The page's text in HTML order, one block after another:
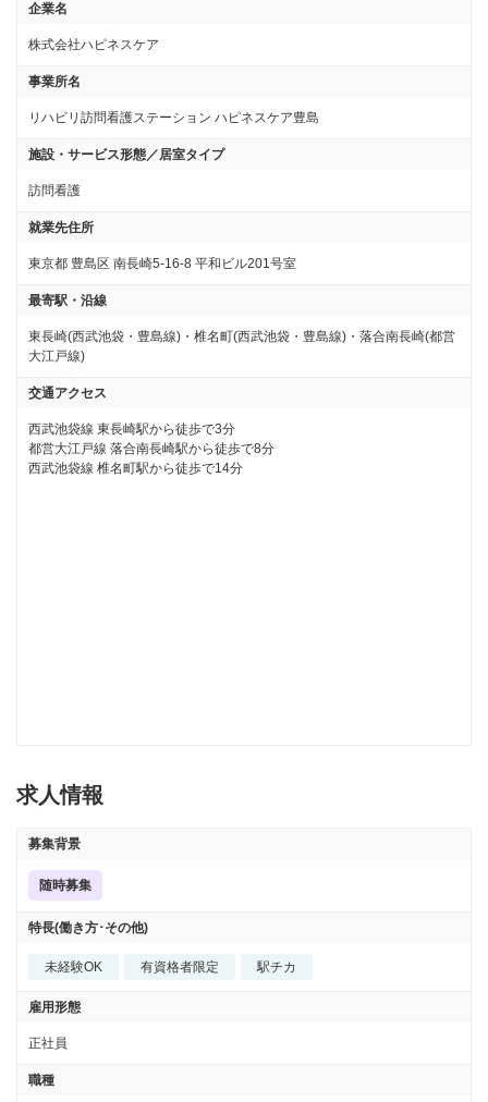
企業名
株式会社ハピネスケア
事業所名
リハビリ訪問看護ステーション ハピネスケア豊島
施設・サービス形態／居室タイプ
訪問看護
就業先住所
東京都 豊島区 南長崎5-16-8 平和ビル201号室
最寄駅・沿線
東長崎(西武池袋・豊島線)・椎名町(西武池袋・豊島線)・落合南長崎(都営
大江戸線)
交通アクセス
西武池袋線 東長崎駅から徒歩で3分
都営大江戸線 落合南長崎駅から徒歩で8分
西武池袋線 椎名町駅から徒歩で14分
求人情報
募集背景
随時募集
特長(働き方･その他)
未経験OK 有資格者限定 駅チカ
雇用形態
正社員
職種